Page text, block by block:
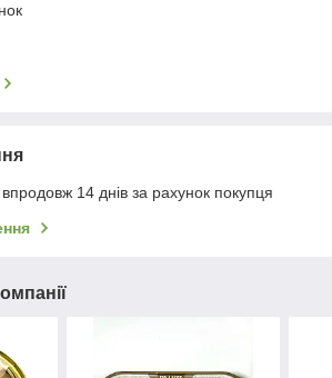
14 днів за рахунок покупця